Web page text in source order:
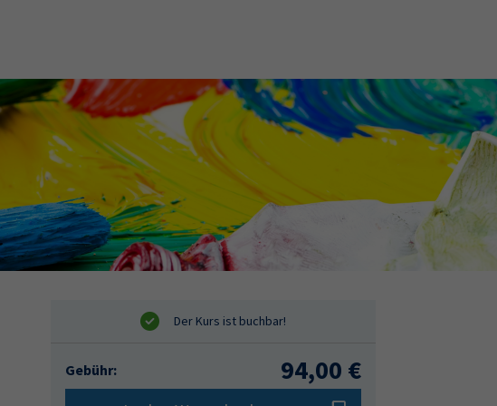
Gebühr: 94,00 €